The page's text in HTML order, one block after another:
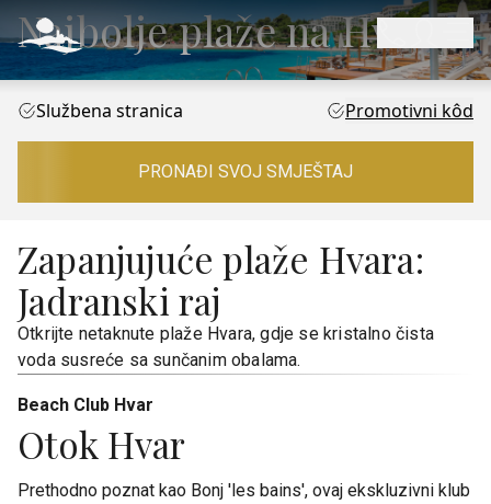
Najbolje plaže na Hvaru
Službena stranica Promotivni kôd
PRONAĐI SVOJ SMJEŠTAJ
Zapanjujuće plaže Hvara:
Jadranski raj
Otkrijte netaknute plaže Hvara, gdje se kristalno čista
voda susreće sa sunčanim obalama.
Otok Hvar
Beach Club Hvar
Prethodno poznat kao Bonj 'les bains', ovaj ekskluzivni klub